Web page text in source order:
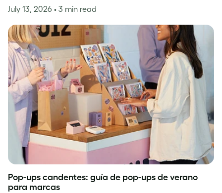
July 13, 2026 • 3 min read
Pop-ups candentes: guía de pop-ups de verano
para marcas